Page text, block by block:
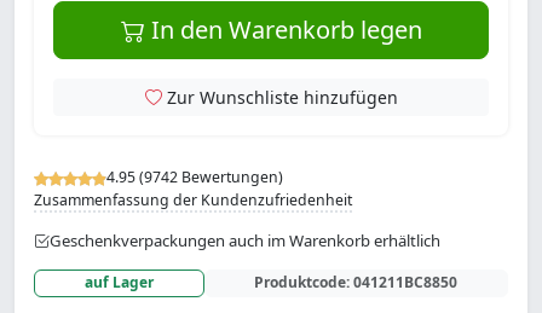
4.95 (9742 Bewertungen)
Zusammenfassung der Kundenzufriedenheit
Geschenkverpackungen auch im Warenkorb erhältlich
auf Lager Produktcode:041211BC8850
In den Warenkorb legen
Zur Wunschliste hinzufügen